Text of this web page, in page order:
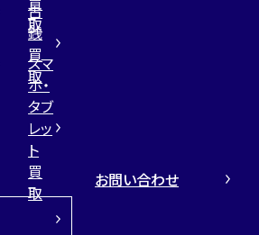
取
古
銭
買
取
スマ
ホ・
タブ
レッ
ト
買
取
お問い合わせ